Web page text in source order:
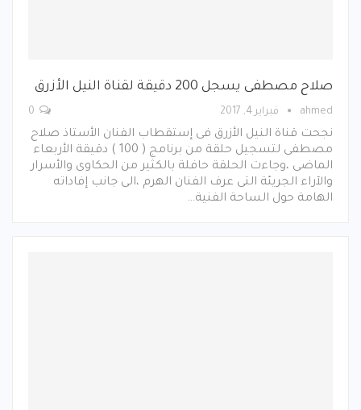
صلاح مصطفى يسجل 200 دقيقة لقناة النيل الأزرق
ahmed فبراير 4, 2017
نجحت قناة النيل الأزرق فى إستقطاب الفنان الأستاذ صلاح
مصطفى لتسجيل حلقة من برنامج ( 100 ) دقيقة الأربعاء
الماضى ،وجاءت الحلقة حافلة بالكثير من الحكاوى والأسرار
والآراء الجريئة التى عرف الفنان الهرم ،الى جانب إفاداته
الهامة حول الساحة الفنية…